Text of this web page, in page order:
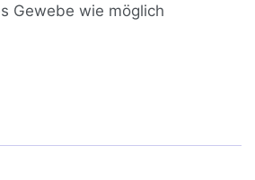
Gewebe wie möglich
, AMIS- und DAA-Methode: